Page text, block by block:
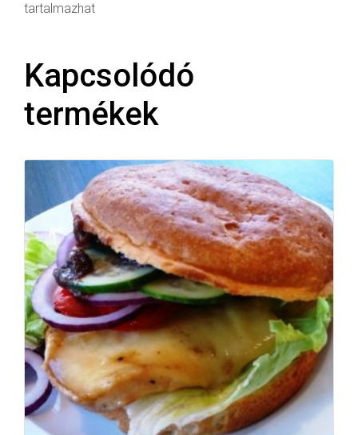
tartalmazhat
Kapcsolódó
termékek